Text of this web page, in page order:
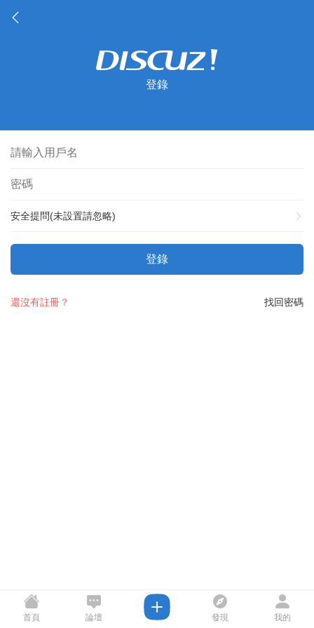
登錄
安全提問(未設置請忽略)
登錄
找回密碼
還沒有註冊？
首頁 論壇 發現 我的